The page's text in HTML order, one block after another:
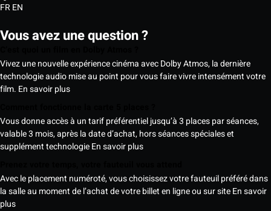
FREN
Vous avez une question ?
Vivez une nouvelle expérience cinéma avec Dolby Atmos, la dernière
technologie audio mise au point pour vous faire vivre intensément votre
film. En savoir plus
Vous donne accès à un tarif préférentiel jusqu’à 3 places par séances,
valable 3 mois, après la date d’achat, hors séances spéciales et
supplément technologieEn savoir plus
Avec le placement numéroté, vous choisissez votre fauteuil préféré dans
la salle au moment de l’achat de votre billet en ligne ou sur siteEn savoir
plus